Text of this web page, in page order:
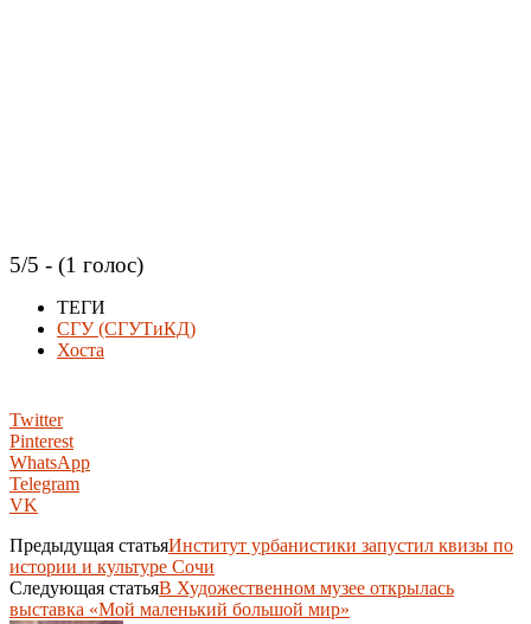
5/5 - (1 голос)
ТЕГИ
СГУ (СГУТиКД)
Хоста
Twitter
Pinterest
WhatsApp
Telegram
VK
Предыдущая статьяИнститут урбанистики запустил квизы по
истории и культуре Сочи
Следующая статьяВ Художественном музее открылась
выставка «Мой маленький большой мир»